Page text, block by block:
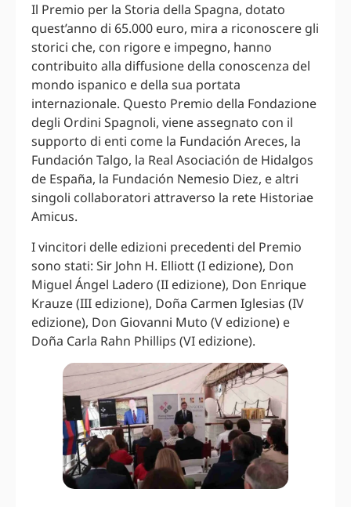
Il Premio per la Storia della Spagna, dotato
quest’anno di 65.000 euro, mira a riconoscere gli
storici che, con rigore e impegno, hanno
contribuito alla diffusione della conoscenza del
mondo ispanico e della sua portata
internazionale. Questo Premio della Fondazione
degli Ordini Spagnoli, viene assegnato con il
supporto di enti come la Fundación Areces, la
Fundación Talgo, la Real Asociación de Hidalgos
de España, la Fundación Nemesio Diez, e altri
singoli collaboratori attraverso la rete Historiae
Amicus.
I vincitori delle edizioni precedenti del Premio
sono stati: Sir John H. Elliott (I edizione), Don
Miguel Ángel Ladero (II edizione), Don Enrique
Krauze (III edizione), Doña Carmen Iglesias (IV
edizione), Don Giovanni Muto (V edizione) e
Doña Carla Rahn Phillips (VI edizione).